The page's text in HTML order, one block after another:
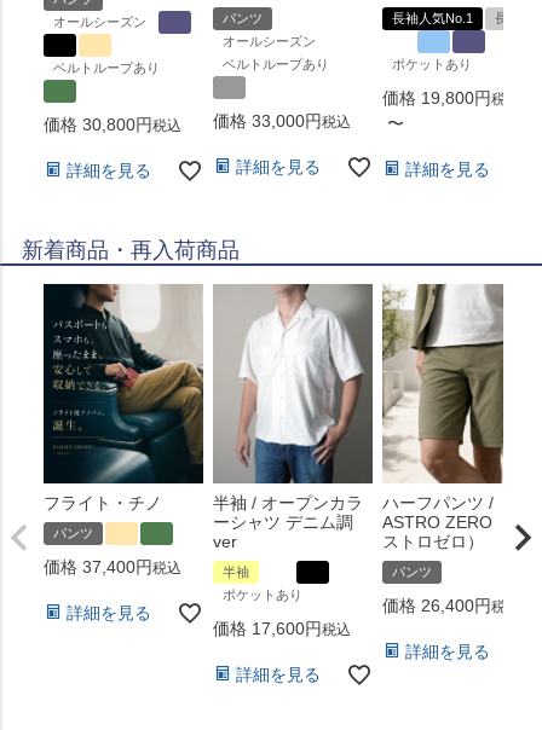
オールシーズン
ベルトループあり
価格 30,800 税込
詳細を見る
パンツ
オールシーズン
ベルトループあり
価格 33,000 税込
詳細を見る
長袖人気No.1 長袖
ポケットあり
価格 19,800 税込
〜
詳細を見る
新着商品・再入荷商品
フライト・チノ
パンツ
価格 37,400 税込
詳細を見る
半袖 / オープンカラ
ーシャツ デニム調
ver
半袖
ポケットあり
価格 17,600 税込
詳細を見る
ハーフパンツ /
ASTRO ZERO （ア
ストロゼロ）
パンツ
価格 26,400 税込
詳細を見る